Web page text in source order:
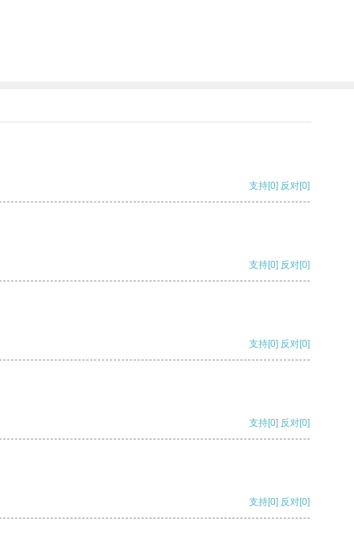
支持[0] 反对[0]
支持[0] 反对[0]
支持[0] 反对[0]
支持[0] 反对[0]
支持[0] 反对[0]